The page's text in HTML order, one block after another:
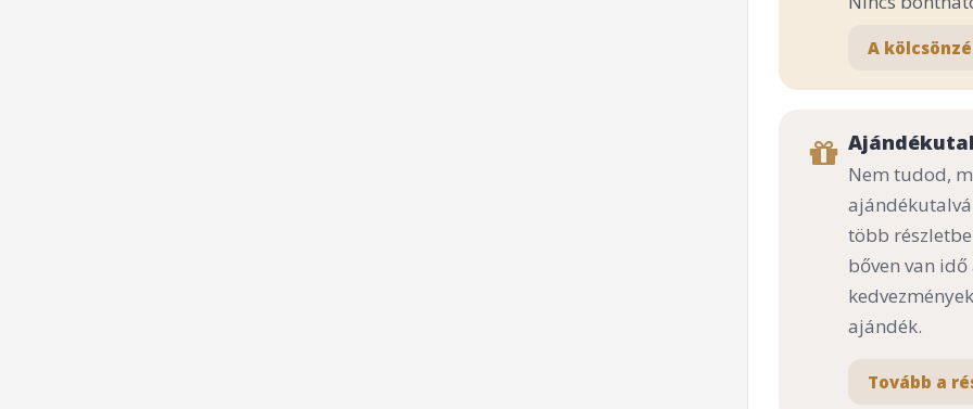
A
Nem tudod,
több
bőven van
ajándék.
Tovább a